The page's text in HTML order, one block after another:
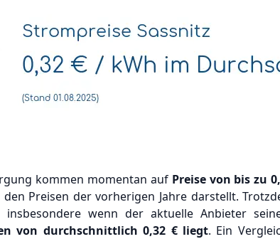
kommen momentan auf Preise von bis zu
Preisen der vorherigen Jahre darstellt.
insbesondere wenn der aktuelle Anbieter
von durchschnittlich0,32 €liegt. Ein